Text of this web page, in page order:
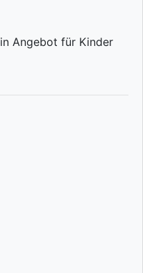
Angebot für Kinder